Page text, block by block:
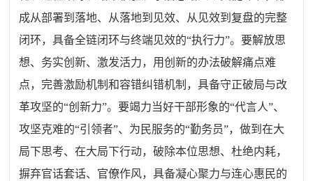
成从部署到落地、从落地到见效、从见效到复盘的完整
闭环，具备全链闭环与终端见效的“执行力”。要解放思
想、务实创新、激发活力，用创新的办法破解痛点难
点，完善激励机制和容错纠错机制，具备守正破局与改
革攻坚的“创新力”。要竭力当好干部形象的“代言人”、
攻坚克难的“引领者”、为民服务的“勤务员”，做到在大
局下思考、在大局下行动，破除本位思想、杜绝内耗，
摒弃官话套话、官僚作风，具备凝心聚力与连心惠民的